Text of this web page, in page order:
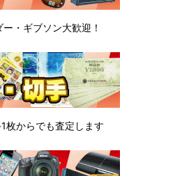
ー・ギブソン大歓迎！
枚からでも査定します